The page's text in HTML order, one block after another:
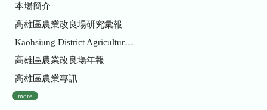
本場簡介
高雄區農業改良場研究彙報
Kaohsiung District Agricultural Research and Extension Station
高雄區農業改良場年報
高雄區農業專訊
more